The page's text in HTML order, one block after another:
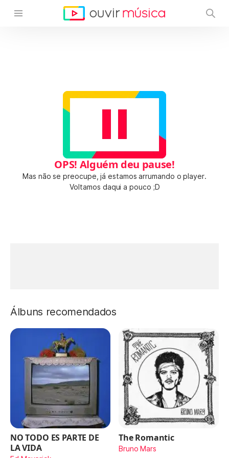
OPS! Alguém deu pause!
Mas não se preocupe, já estamos arrumando o player.
Voltamos daqui a pouco ;D
Álbuns recomendados
NO TODO ES PARTE DE
LA VIDA
The Romantic
Bruno Mars